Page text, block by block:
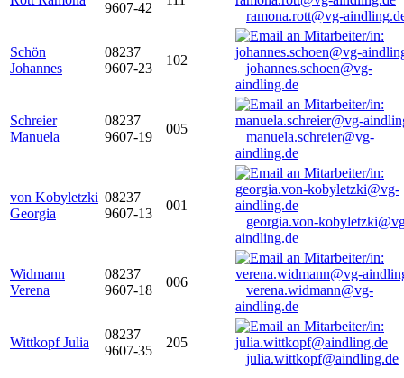
9607-42
ramona.rott@vg-
Schön
Johannes
08237
9607-23
102
johannes.schoen@vg-
aindling.de
Schreier
Manuela
08237
9607-19
005
manuela.schreier@vg-
aindling.de
von Kobyletzki
Georgia
08237
9607-13
001
georgia.von-
aindling.de
Widmann
Verena
08237
9607-18
006
verena.widmann@vg-
aindling.de
Wittkopf Julia
08237
9607-35
205
julia.wittkopf@aindling.de